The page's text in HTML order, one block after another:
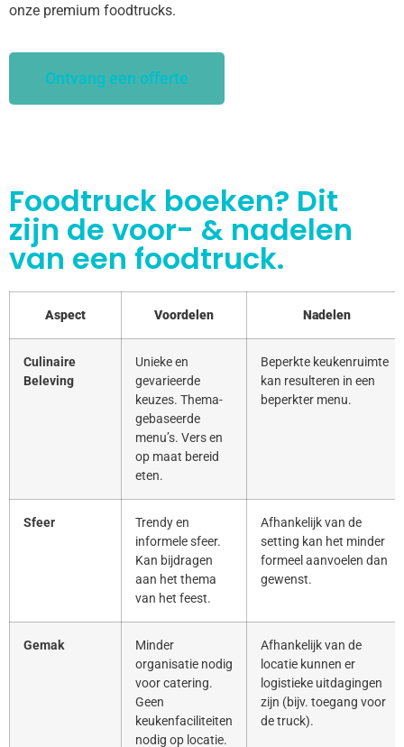
onze premium foodtrucks.
Ontvang een offerte
Foodtruck boeken? Dit
zijn de voor- & nadelen
van een foodtruck.
Aspect Voordelen Nadelen
Culinaire
Beleving
Unieke en
gevarieerde
keuzes. Thema-
gebaseerde
menu’s. Vers en
op maat bereid
eten.
Beperkte keukenruimte
kan resulteren in een
beperkter menu.
Sfeer
Trendy en
informele sfeer.
Kan bijdragen
aan het thema
van het feest.
Afhankelijk van de
setting kan het minder
formeel aanvoelen dan
gewenst.
Gemak
Minder
organisatie nodig
voor catering.
Geen
keukenfaciliteiten
nodig op locatie.
Afhankelijk van de
locatie kunnen er
logistieke uitdagingen
zijn (bijv. toegang voor
de truck).